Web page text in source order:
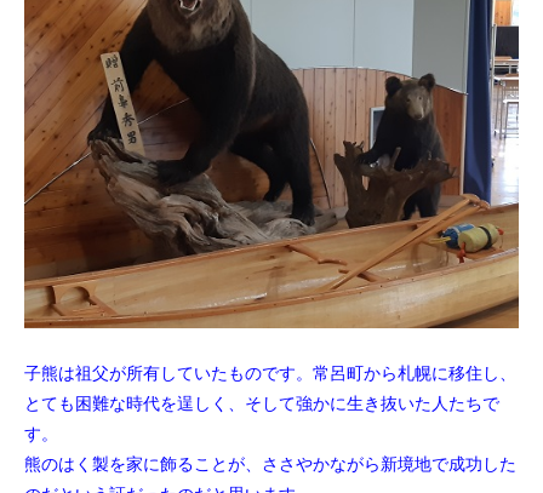
子熊は祖父が所有していたものです。常呂町から札幌に移住し、
とても困難な時代を逞しく、そして強かに生き抜いた人たちで
す。
熊のはく製を家に飾ることが、ささやかながら新境地で成功した